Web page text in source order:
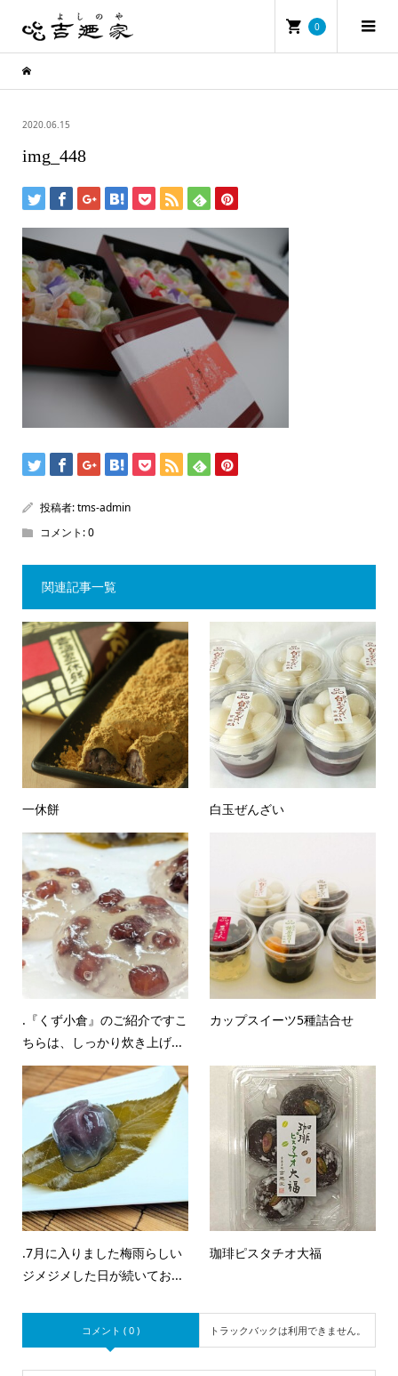
0
2020.06.15
img_448
投稿者:tms-admin
コメント:0
関連記事一覧
一休餅 白玉ぜんざい
.『くず小倉』のご紹介ですこ
ちらは、しっかり炊き上げ...
カップスイーツ5種詰合せ
.7月に入りました梅雨らしい
ジメジメした日が続いてお...
珈琲ピスタチオ大福
コメント ( 0 ) トラックバックは利用できません。